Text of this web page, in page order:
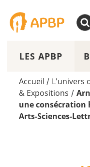
LES APBP
Accueil / L'univers
& Expositions /
une consécration
Arts-Sciences-